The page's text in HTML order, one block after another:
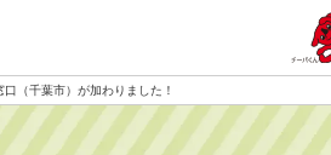
口（千葉市）が加わりました！